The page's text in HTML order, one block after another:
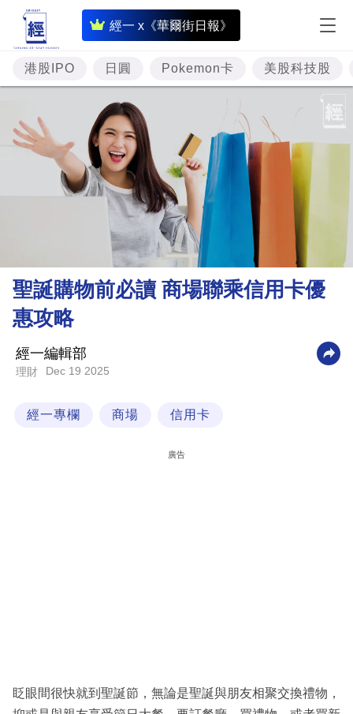
經一 x《華爾街日報》
即
時
財
經
專
題
投
資
理
財
科
區
港股IPO 日圓 Pokemon卡 美股科技股
聖誕購物前必讀 商場聯乘信用卡優
惠攻略
經一編輯部
理財 Dec 19 2025
經一專欄 商場 信用卡
廣告
眨眼間很快就到聖誕節，無論是聖誕與朋友相聚交換禮物，